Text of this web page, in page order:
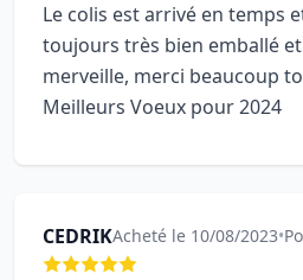
Le colis est arrivé en temps
toujours très bien emballé
merveille, merci beaucoup
Meilleurs Voeux pour 2024
CEDRIKAcheté le 10/08/2023•